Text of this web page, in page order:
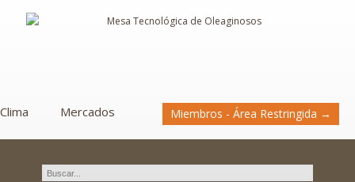
Clima Mercados Miembros - Área Restringida →